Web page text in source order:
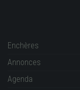
Enchères
Annonces
Agenda